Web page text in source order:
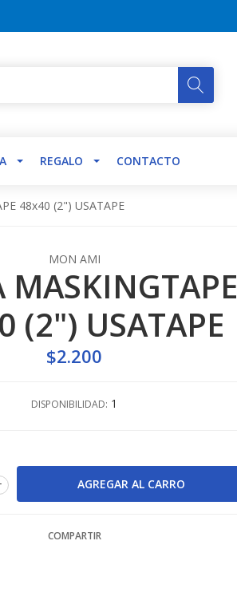
REGALO CONTACTO
48x40 (2") USATAPE
MON AMI
MASKINGTAPE
(2") USATAPE
$2.200
DISPONIBILIDAD: 1
COMPARTIR